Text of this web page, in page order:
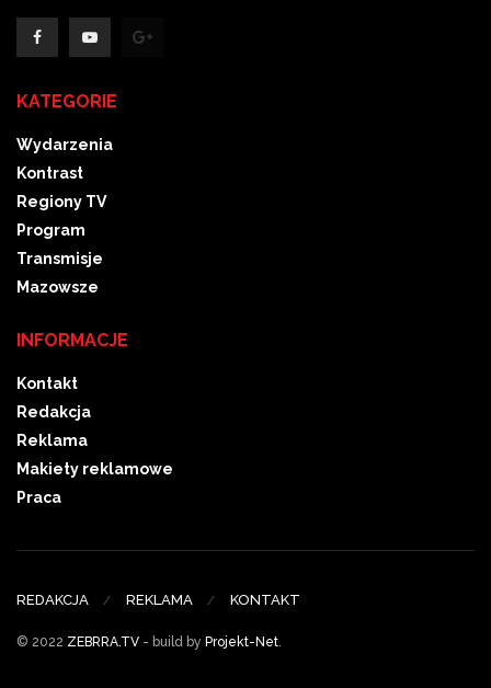
KATEGORIE
Wydarzenia
Kontrast
Regiony TV
Program
Transmisje
Mazowsze
INFORMACJE
Kontakt
Redakcja
Reklama
Makiety reklamowe
Praca
REDAKCJA REKLAMA KONTAKT
© 2022 ZEBRRA.TV - build by Projekt-Net.